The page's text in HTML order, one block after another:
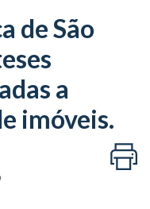
de São
a
imóveis.